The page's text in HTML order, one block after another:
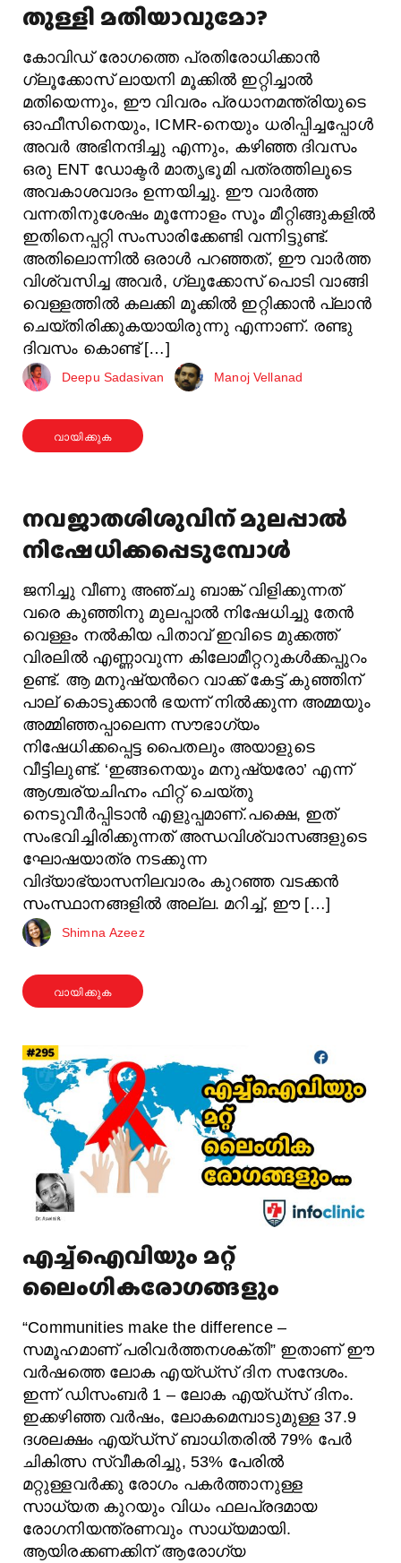
തുള്ളി മതിയാവുമോ?
കോവിഡ് രോഗത്തെ പ്രതിരോധിക്കാൻ
ഗ്ലൂക്കോസ് ലായനി മൂക്കിൽ ഇറ്റിച്ചാൽ
മതിയെന്നും, ഈ വിവരം പ്രധാനമന്ത്രിയുടെ
ഓഫീസിനെയും, ICMR-നെയും ധരിപ്പിച്ചപ്പോൾ
അവർ അഭിനന്ദിച്ചു എന്നും, കഴിഞ്ഞ ദിവസം
ഒരു ENT ഡോക്ടർ മാതൃഭൂമി പത്രത്തിലൂടെ
അവകാശവാദം ഉന്നയിച്ചു. ഈ വാർത്ത
വന്നതിനുശേഷം മൂന്നോളം സൂം മീറ്റിങ്ങുകളിൽ
ഇതിനെപ്പറ്റി സംസാരിക്കേണ്ടി വന്നിട്ടുണ്ട്.
അതിലൊന്നിൽ ഒരാൾ പറഞ്ഞത്, ഈ വാർത്ത
വിശ്വസിച്ച അവർ, ഗ്ലൂക്കോസ് പൊടി വാങ്ങി
വെള്ളത്തിൽ കലക്കി മൂക്കിൽ ഇറ്റിക്കാൻ പ്ലാൻ
ചെയ്തിരിക്കുകയായിരുന്നു എന്നാണ്. രണ്ടു
ദിവസം കൊണ്ട് […]
Deepu Sadasivan Manoj Vellanad
വായിക്കുക
നവജാതശിശുവിന്‌ മുലപ്പാൽ
നിഷേധിക്കപ്പെടുമ്പോൾ
ജനിച്ചു വീണു അഞ്ചു ബാങ്ക് വിളിക്കുന്നത്‌
വരെ കുഞ്ഞിനു മുലപ്പാല്‍ നിഷേധിച്ചു തേന്‍
വെള്ളം നല്‍കിയ പിതാവ് ഇവിടെ മുക്കത്ത്‌
വിരലില്‍ എണ്ണാവുന്ന കിലോമീറ്ററുകള്‍ക്കപ്പുറം
ഉണ്ട്. ആ മനുഷ്യന്‍റെ വാക്ക് കേട്ട് കുഞ്ഞിന്
പാല് കൊടുക്കാന്‍ ഭയന്ന് നില്‍ക്കുന്ന അമ്മയും
അമ്മിഞ്ഞപ്പാലെന്ന സൗഭാഗ്യം
നിഷേധിക്കപ്പെട്ട പൈതലും അയാളുടെ
വീട്ടിലുണ്ട്. ‘ഇങ്ങനെയും മനുഷ്യരോ’ എന്ന്
ആശ്ചര്യചിഹ്നം ഫിറ്റ്‌ ചെയ്തു
നെടുവീര്‍പ്പിടാന്‍ എളുപ്പമാണ്.പക്ഷെ, ഇത്
സംഭവിച്ചിരിക്കുന്നത് അന്ധവിശ്വാസങ്ങളുടെ
ഘോഷയാത്ര നടക്കുന്ന
വിദ്യാഭ്യാസനിലവാരം കുറഞ്ഞ വടക്കന്‍
സംസ്ഥാനങ്ങളില്‍ അല്ല. മറിച്ച്, ഈ […]
Shimna Azeez
വായിക്കുക
എച്ച്ഐവിയും മറ്റ്
ലൈംഗികരോഗങ്ങളും
“Communities make the difference –
സമൂഹമാണ് പരിവർത്തനശക്തി” ഇതാണ് ഈ
വർഷത്തെ ലോക എയ്ഡ്‌സ് ദിന സന്ദേശം.
ഇന്ന് ഡിസംബർ 1 – ലോക എയ്ഡ്‌സ് ദിനം.
ഇക്കഴിഞ്ഞ വർഷം, ലോകമെമ്പാടുമുള്ള 37.9
ദശലക്ഷം എയ്ഡ്‌സ് ബാധിതരിൽ 79% പേർ
ചികിത്സ സ്വീകരിച്ചു, 53% പേരിൽ
മറ്റുള്ളവർക്കു രോഗം പകർത്താനുള്ള
സാധ്യത കുറയും വിധം ഫലപ്രദമായ
രോഗനിയന്ത്രണവും സാധ്യമായി.
ആയിരക്കണക്കിന് ആരോഗ്യ